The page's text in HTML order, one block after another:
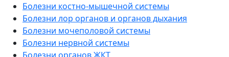
Болезни костно-мышечной системы
Болезни лор органов и органов дыхания
Болезни мочеполовой системы
Болезни нервной системы